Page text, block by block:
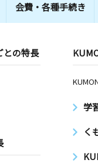
会費・ 各種手続き
との特長
学
く